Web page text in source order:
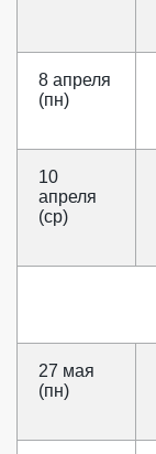
8 апреля
(пн)
10
апреля
(ср)
27 мая
(пн)